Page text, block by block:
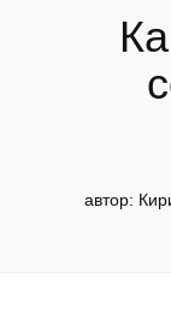
автор: